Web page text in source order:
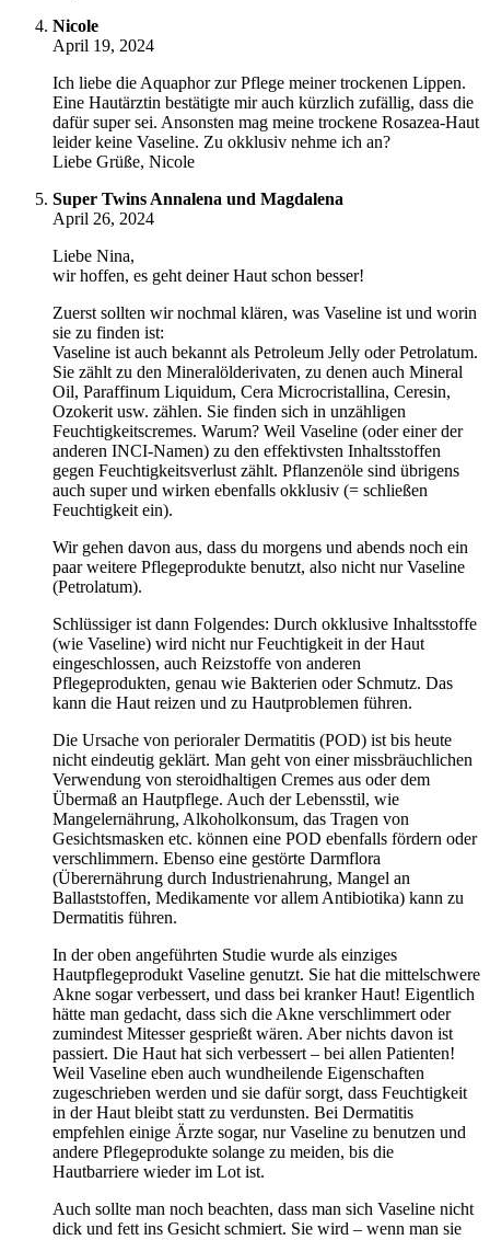
Nicole
April 19, 2024
Ich liebe die Aquaphor zur Pflege meiner trockenen Lippen.
Eine Hautärztin bestätigte mir auch kürzlich zufällig, dass die
dafür super sei. Ansonsten mag meine trockene Rosazea-Haut
leider keine Vaseline. Zu okklusiv nehme ich an?
Liebe Grüße, Nicole
Super Twins Annalena und Magdalena
April 26, 2024
Liebe Nina,
wir hoffen, es geht deiner Haut schon besser!
Zuerst sollten wir nochmal klären, was Vaseline ist und worin
sie zu finden ist:
Vaseline ist auch bekannt als Petroleum Jelly oder Petrolatum.
Sie zählt zu den Mineralölderivaten, zu denen auch Mineral
Oil, Paraffinum Liquidum, Cera Microcristallina, Ceresin,
Ozokerit usw. zählen. Sie finden sich in unzähligen
Feuchtigkeitscremes. Warum? Weil Vaseline (oder einer der
anderen INCI-Namen) zu den effektivsten Inhaltsstoffen
gegen Feuchtigkeitsverlust zählt. Pflanzenöle sind übrigens
auch super und wirken ebenfalls okklusiv (= schließen
Feuchtigkeit ein).
Wir gehen davon aus, dass du morgens und abends noch ein
paar weitere Pflegeprodukte benutzt, also nicht nur Vaseline
(Petrolatum).
Schlüssiger ist dann Folgendes: Durch okklusive Inhaltsstoffe
(wie Vaseline) wird nicht nur Feuchtigkeit in der Haut
eingeschlossen, auch Reizstoffe von anderen
Pflegeprodukten, genau wie Bakterien oder Schmutz. Das
kann die Haut reizen und zu Hautproblemen führen.
Die Ursache von perioraler Dermatitis (POD) ist bis heute
nicht eindeutig geklärt. Man geht von einer missbräuchlichen
Verwendung von steroidhaltigen Cremes aus oder dem
Übermaß an Hautpflege. Auch der Lebensstil, wie
Mangelernährung, Alkoholkonsum, das Tragen von
Gesichtsmasken etc. können eine POD ebenfalls fördern oder
verschlimmern. Ebenso eine gestörte Darmflora
(Überernährung durch Industrienahrung, Mangel an
Ballaststoffen, Medikamente vor allem Antibiotika) kann zu
Dermatitis führen.
In der oben angeführten Studie wurde als einziges
Hautpflegeprodukt Vaseline genutzt. Sie hat die mittelschwere
Akne sogar verbessert, und dass bei kranker Haut! Eigentlich
hätte man gedacht, dass sich die Akne verschlimmert oder
zumindest Mitesser gesprießt wären. Aber nichts davon ist
passiert. Die Haut hat sich verbessert – bei allen Patienten!
Weil Vaseline eben auch wundheilende Eigenschaften
zugeschrieben werden und sie dafür sorgt, dass Feuchtigkeit
in der Haut bleibt statt zu verdunsten. Bei Dermatitis
empfehlen einige Ärzte sogar, nur Vaseline zu benutzen und
andere Pflegeprodukte solange zu meiden, bis die
Hautbarriere wieder im Lot ist.
Auch sollte man noch beachten, dass man sich Vaseline nicht
dick und fett ins Gesicht schmiert. Sie wird – wenn man sie